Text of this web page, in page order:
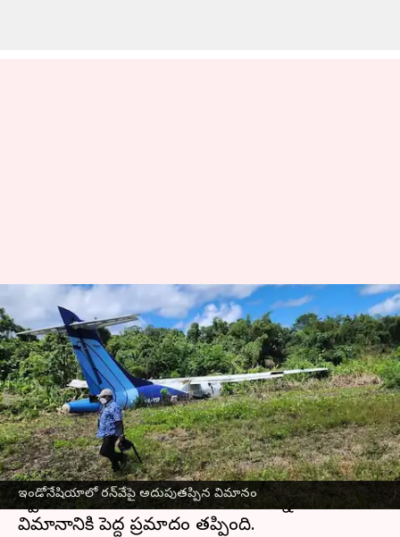
ఇండోనేషియాలో రన్‌వేపై అదుపుతప్పిన విమానం
Indonesia: ఇండోనేషియాలో రన్‌వేపై
అదుపుతప్పిన విమానం..48 మందికి
గాయాలు
వ్రాసిన వారు Sirish Praharaju Sep 09, 2024 03:54 pm
ఈ వార్తాకథనం ఏంటి
ఇండోనేషియాలోని పపువా ప్రాంతంలోని యాపిన్
ద్వీపంలో 48 మందితో టేకాఫ్ అవుతున్న ఏటీఆర్-42